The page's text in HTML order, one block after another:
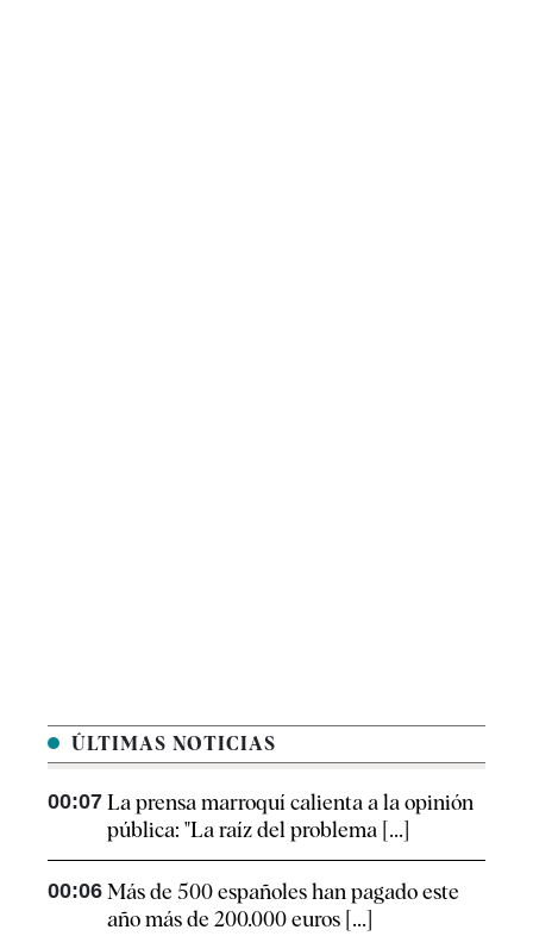
ÚLTIMAS NOTICIAS
00:07 La prensa marroquí calienta a la opinión
pública: "La raíz del problema [...]
00:06 Más de 500 españoles han pagado este
año más de 200.000 euros [...]